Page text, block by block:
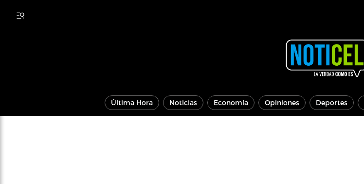
Última Hora Noticias Economía Opiniones Deportes